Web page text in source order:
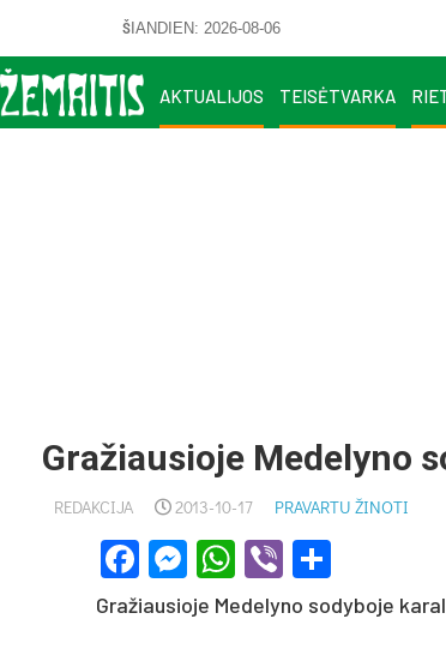
ŠIANDIEN: 2026-08-06
AKTUALIJOS TEISĖTVARKA
Gražiausioje Medelyno
REDAKCIJA 2013-10-17 PRAVARTU ŽINOTI
Facebook
Messenger
WhatsApp
Viber
Gražiausioje Medelyno sodyboje